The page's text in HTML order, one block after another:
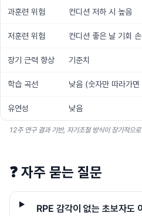
과훈련 위험 컨디션 저하 시 높음
저훈련 위험 컨디션 좋은 날 기회
장기 근력 향상 기준치
학습 곡선 낮음 (숫자만 따라가면
유연성 낮음
12주 연구 결과 기반, 자기조절 방식이 장기적으
❓ 자주 묻는 질문
RPE 감각이 없는 초보자도